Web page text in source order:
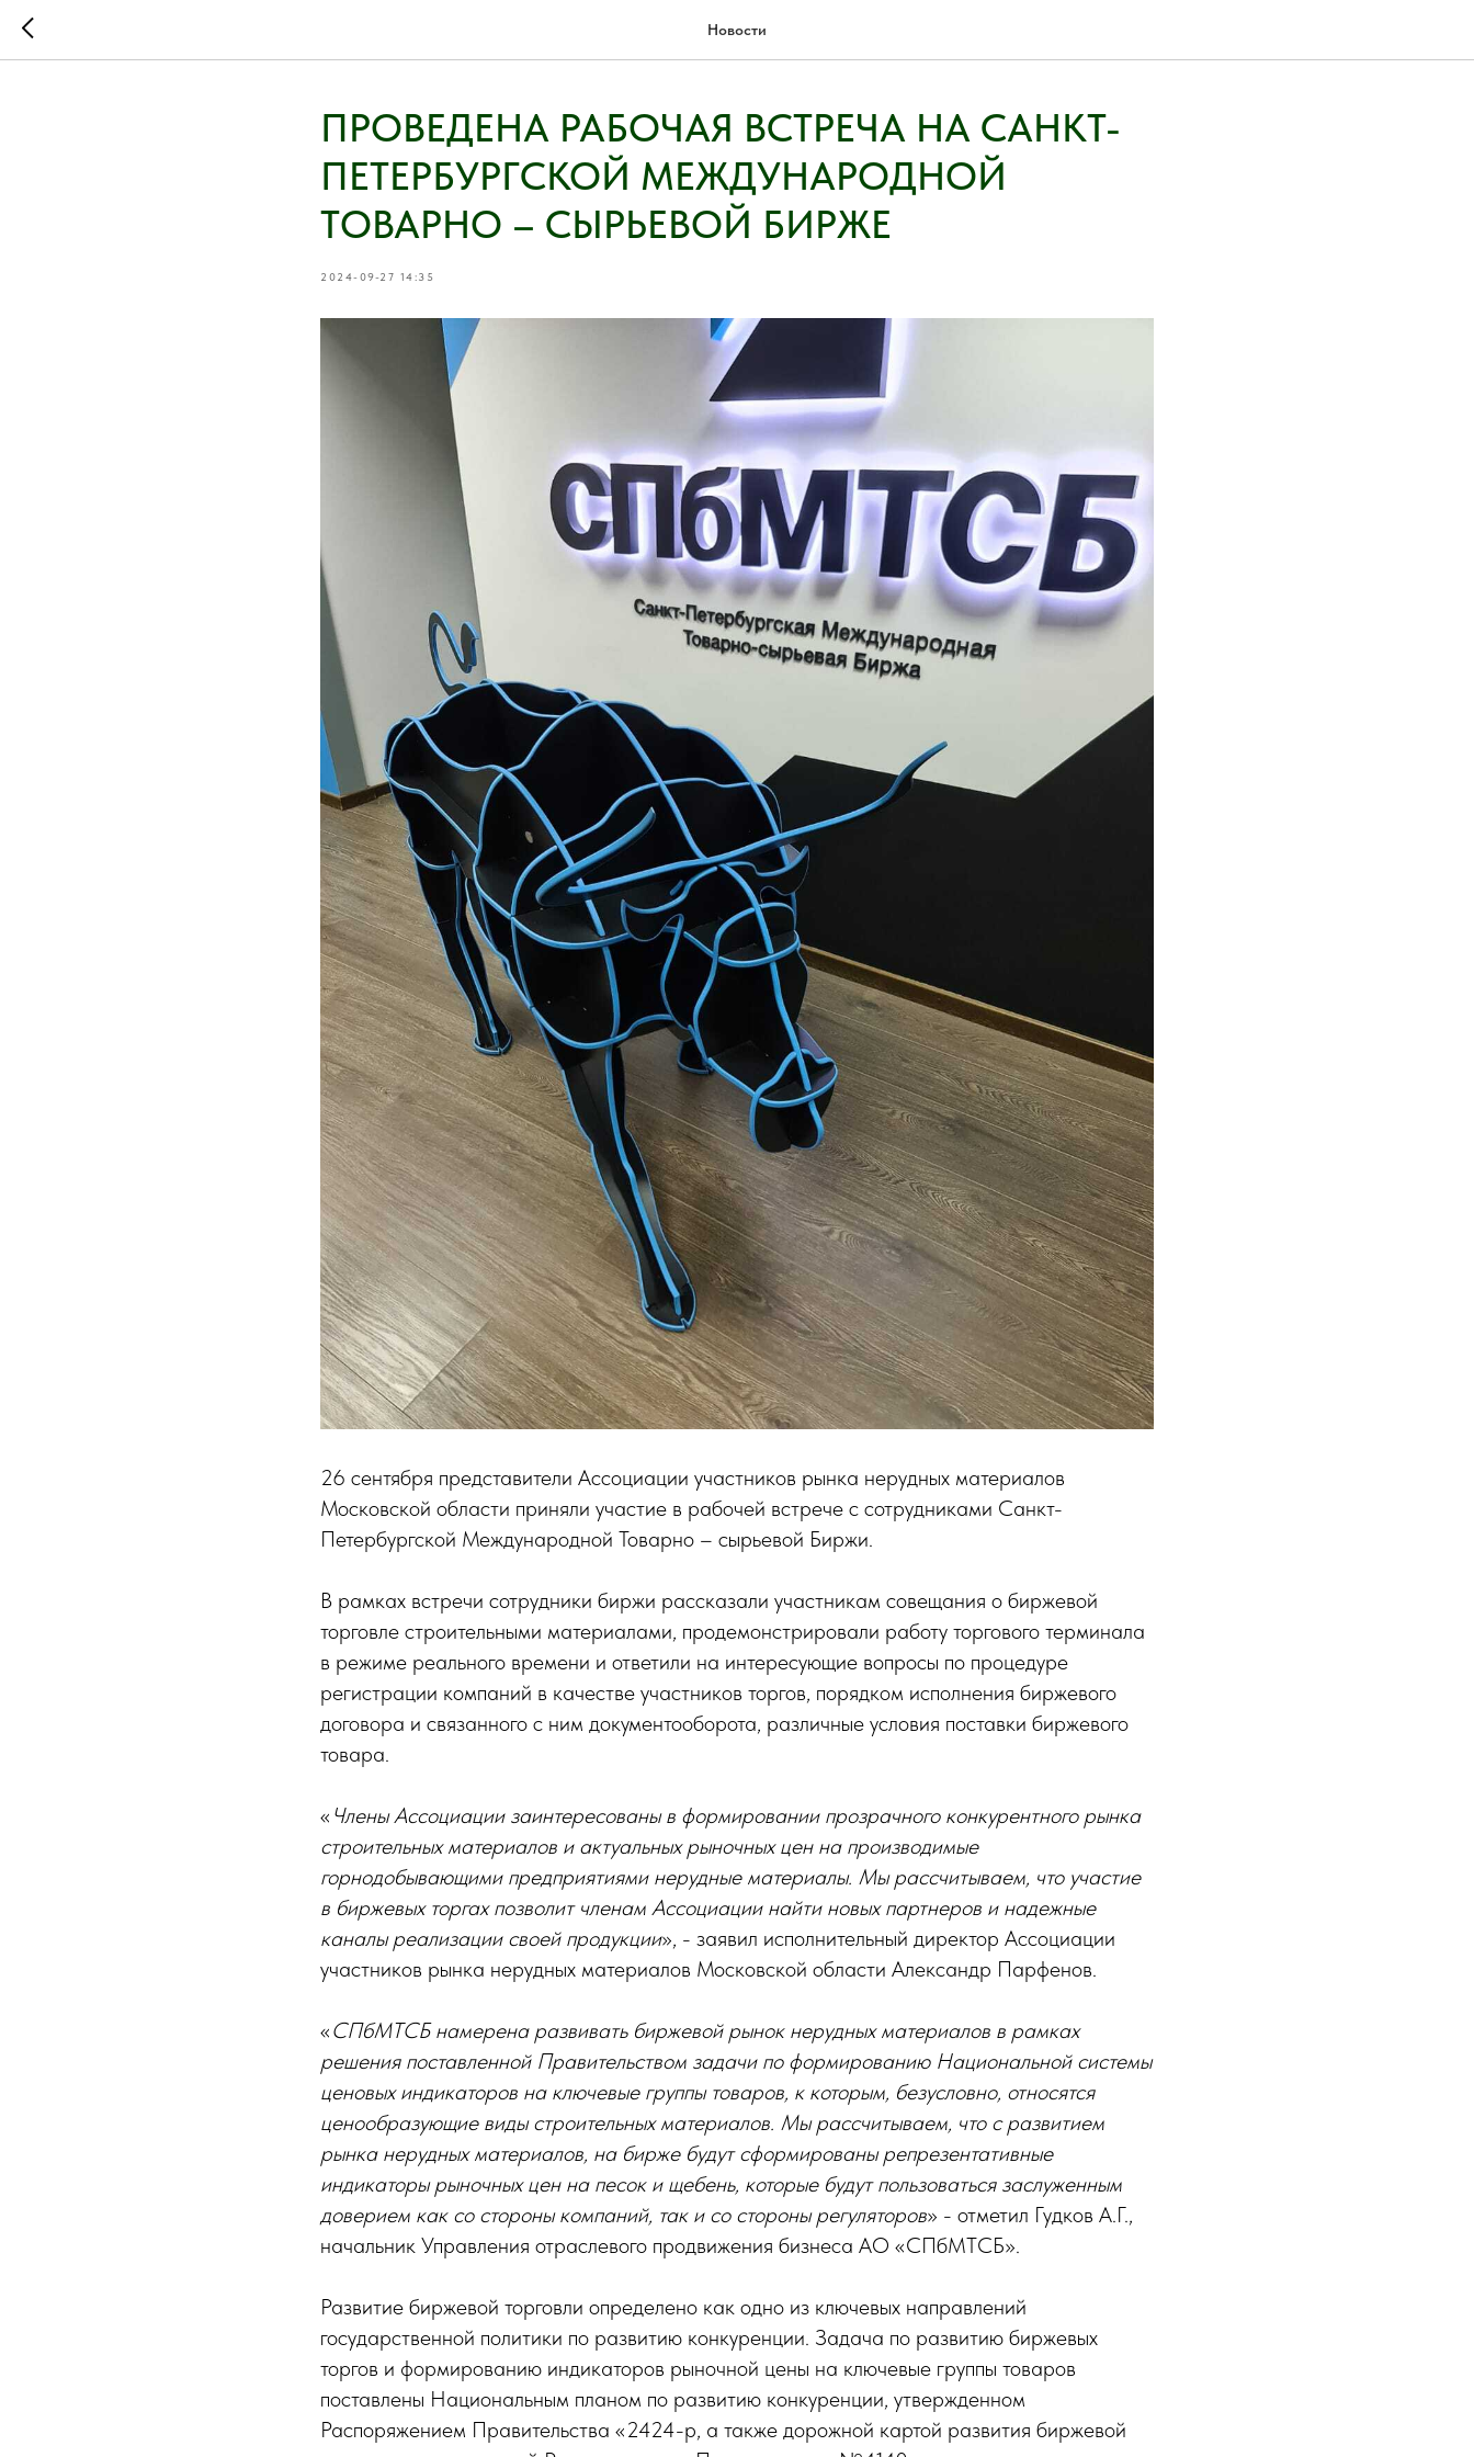
Новости
ПРОВЕДЕНА РАБОЧАЯ ВСТРЕЧА НА САНКТ-
ПЕТЕРБУРГСКОЙ МЕЖДУНАРОДНОЙ
ТОВАРНО – СЫРЬЕВОЙ БИРЖЕ
2024-09-27 14:35
26 сентября представители Ассоциации участников рынка нерудных материалов
Московской области приняли участие в рабочей встрече с сотрудниками Санкт-
Петербургской Международной Товарно – сырьевой Биржи.
В рамках встречи сотрудники биржи рассказали участникам совещания о биржевой
торговле строительными материалами, продемонстрировали работу торгового терминала
в режиме реального времени и ответили на интересующие вопросы по процедуре
регистрации компаний в качестве участников торгов, порядком исполнения биржевого
договора и связанного с ним документооборота, различные условия поставки биржевого
товара.
« Члены Ассоциации заинтересованы в формировании прозрачного конкурентного рынка
строительных материалов и актуальных рыночных цен на производимые
горнодобывающими предприятиями нерудные материалы. Мы рассчитываем, что участие
в биржевых торгах позволит членам Ассоциации найти новых партнеров и надежные
каналы реализации своей продукции», - заявил исполнительный директор Ассоциации
участников рынка нерудных материалов Московской области Александр Парфенов.
«СПбМТСБ намерена развивать биржевой рынок нерудных материалов в рамках
решения поставленной Правительством задачи по формированию Национальной системы
ценовых индикаторов на ключевые группы товаров, к которым, безусловно, относятся
ценообразующие виды строительных материалов. Мы рассчитываем, что с развитием
рынка нерудных материалов, на бирже будут сформированы репрезентативные
индикаторы рыночных цен на песок и щебень, которые будут пользоваться заслуженным
доверием как со стороны компаний, так и со стороны регуляторов» - отметил Гудков А.Г.,
начальник Управления отраслевого продвижения бизнеса АО «СПбМТСБ».
Развитие биржевой торговли определено как одно из ключевых направлений
государственной политики по развитию конкуренции. Задача по развитию биржевых
торгов и формированию индикаторов рыночной цены на ключевые группы товаров
поставлены Национальным планом по развитию конкуренции, утвержденном
Распоряжением Правительства «2424-р, а также дорожной картой развития биржевой